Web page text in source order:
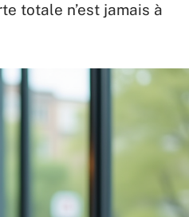
totale n’est jamais à